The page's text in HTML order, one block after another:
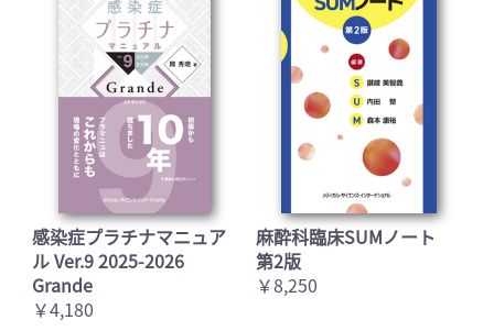
感染症プラチナマニュア
ル Ver.9 2025-2026
Grande
￥4,180
麻酔科臨床SUMノート
第2版
￥8,250